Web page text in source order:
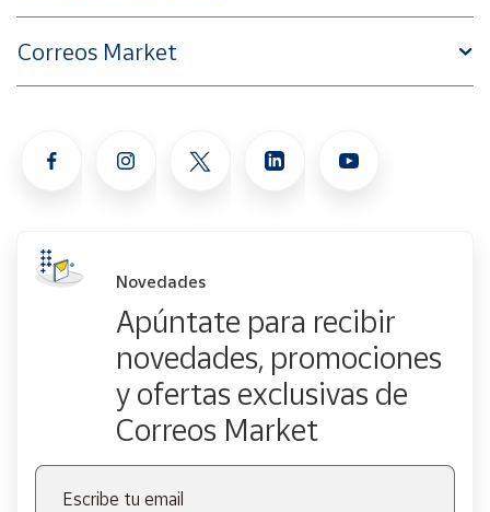
Correos Market
Novedades
Apúntate para recibir
novedades, promociones
y ofertas exclusivas de
Correos Market
Escribe tu email